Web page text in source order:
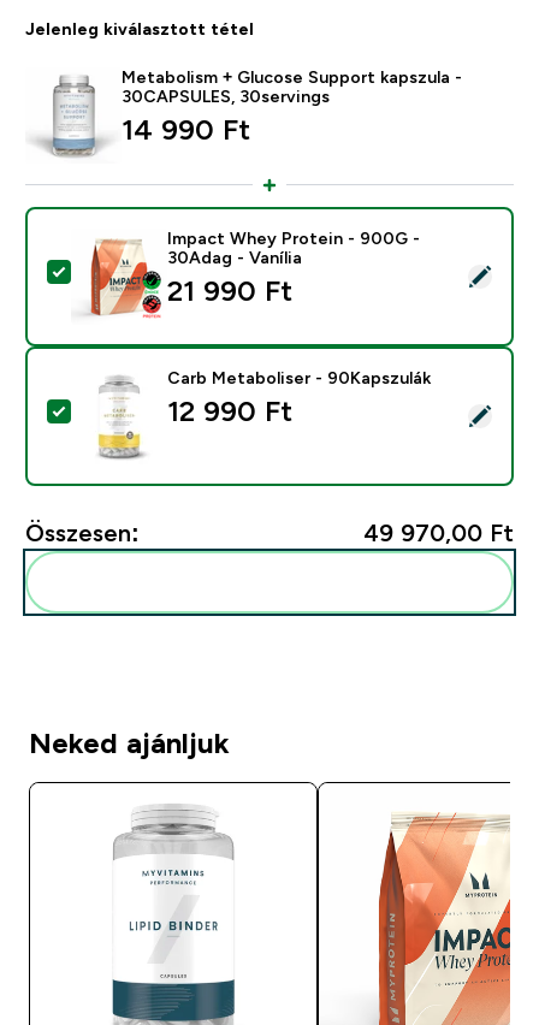
Jelenleg kiválasztott tétel
Metabolism + Glucose Support kapszula -
30CAPSULES, 30servings
14 990 Ft‎
Termék kiválasztása - Impact Whey Protein - 900G -
Impact Whey Protein - 900G -
30Adag - Vanília
21 990 Ft‎
Termék kiválasztása - Carb Metaboliser - 90Kapszulák
Carb Metaboliser - 90Kapszulák
12 990 Ft‎
Összesen: 49 970,00 Ft‎
Neked ajánljuk